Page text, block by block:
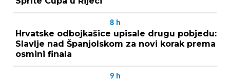
8 h
Hrvatske odbojkašice upisale drugu pobjedu:
Slavlje nad Španjolskom za novi korak prema
osmini finala
9 h